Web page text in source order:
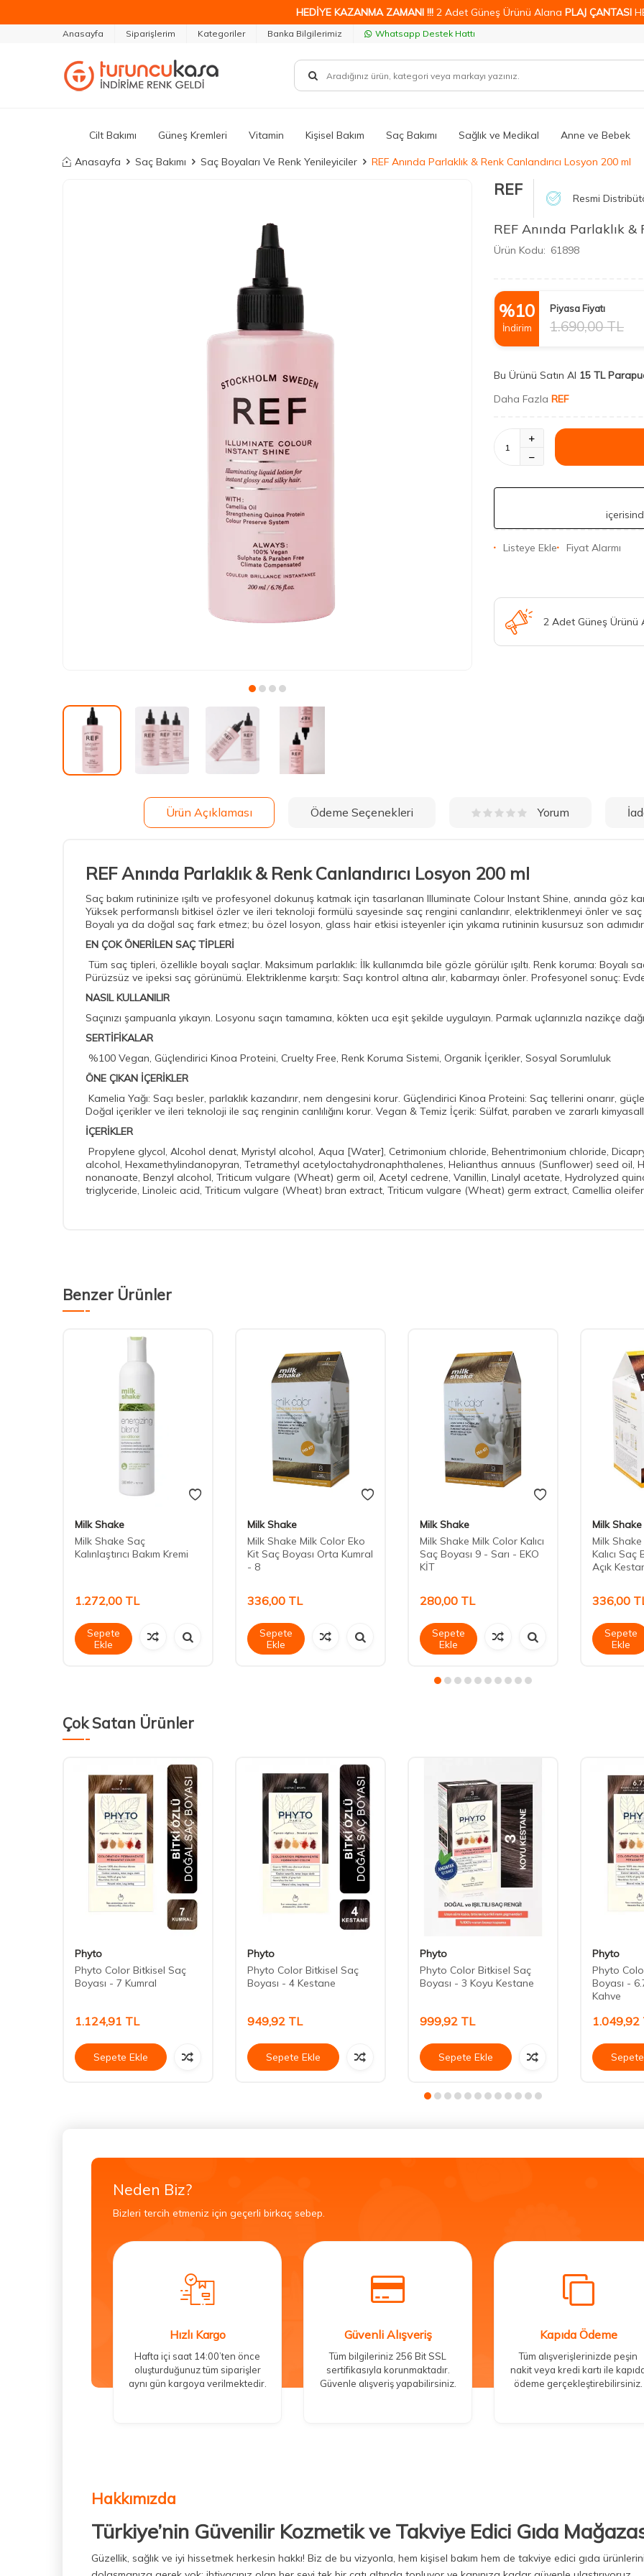
HEDİYE KAZANMA ZAMANI !!! 2 Adet Güneş Ürünü Alana PLAJ ÇANTASI
Anasayfa Siparişlerim Kategoriler Banka Bilgilerimiz Whatsapp Destek Hattı
Cilt Bakımı Güneş Kremleri Vitamin Kişisel Bakım Saç Bakımı Sağlık ve Medikal Anne ve Bebek
Anasayfa Saç Bakımı Saç Boyaları Ve Renk Yenileyiciler REF Anında Parlaklık & Renk Canlandırıcı Losyon 200 ml
REF Resmi
REF Anında Parlaklık &
Ürün Kodu: 61898
%10
İndirim
Piyasa Fiyatı
1.690,00TL
Bu Ürünü Satın Al 15 TL
Daha Fazla REF
Listeye Ekle Fiyat Alarmı
2 Adet Güneş Ürünü
Ürün Açıklaması Ödeme Seçenekleri Yorum
REF Anında Parlaklık & Renk Canlandırıcı Losyon 200 ml
Saç bakım rutininize ışıltı ve profesyonel dokunuş katmak için tasarlanan Illuminate Colour Instant Shine, anında göz
Yüksek performanslı bitkisel özler ve ileri teknoloji formülü sayesinde saç rengini canlandırır, elektriklenmeyi önler ve
Boyalı ya da doğal saç fark etmez; bu özel losyon, glass hair etkisi isteyenler için yıkama rutininin kusursuz son
EN ÇOK ÖNERİLEN SAÇ TİPLERİ
Tüm saç tipleri, özellikle boyalı saçlar. Maksimum parlaklık: İlk kullanımda bile gözle görülür ışıltı. Renk koruma: Boyalı
Pürüzsüz ve ipeksi saç görünümü. Elektriklenme karşıtı: Saçı kontrol altına alır, kabarmayı önler. Profesyonel sonuç:
NASIL KULLANILIR
Saçınızı şampuanla yıkayın. Losyonu saçın tamamına, kökten uca eşit şekilde uygulayın. Parmak uçlarınızla nazikçe
SERTİFİKALAR
%100 Vegan, Güçlendirici Kinoa Proteini, Cruelty Free, Renk Koruma Sistemi, Organik İçerikler, Sosyal Sorumluluk
ÖNE ÇIKAN İÇERİKLER
Kamelia Yağı: Saçı besler, parlaklık kazandırır, nem dengesini korur. Güçlendirici Kinoa Proteini: Saç tellerini onarır,
Doğal içerikler ve ileri teknoloji ile saç renginin canlılığını korur. Vegan & Temiz İçerik: Sülfat, paraben ve zararlı
İÇERİKLER
Propylene glycol, Alcohol denat, Myristyl alcohol, Aqua [Water], Cetrimonium chloride, Behentrimonium chloride,
alcohol, Hexamethylindanopyran, Tetramethyl acetyloctahydronaphthalenes, Helianthus annuus (Sunflower) seed oil,
nonanoate, Benzyl alcohol, Triticum vulgare (Wheat) germ oil, Acetyl cedrene, Vanillin, Linalyl acetate, Hydrolyzed
triglyceride, Linoleic acid, Triticum vulgare (Wheat) bran extract, Triticum vulgare (Wheat) germ extract, Camellia
Benzer Ürünler
Milk Shake
Milk Shake Saç
Kalınlaştırıcı Bakım Kremi
1.272,00 TL
Sepete
Ekle
Milk Shake
Milk Shake Milk Color Eko
Kit Saç Boyası Orta Kumral
- 8
336,00 TL
Sepete
Ekle
Milk Shake
Milk Shake Milk Color Kalıcı
Saç Boyası 9 - Sarı - EKO
KİT
280,00 TL
Sepete
Ekle
Milk Shake
Milk
Kalıcı Saç
Açık
336,00
Sepete
Ekle
Çok Satan Ürünler
Phyto
Phyto Color Bitkisel Saç
Boyası - 7 Kumral
1.124,91 TL
Sepete Ekle
Phyto
Phyto Color Bitkisel Saç
Boyası - 4 Kestane
949,92 TL
Sepete Ekle
Phyto
Phyto Color Bitkisel Saç
Boyası - 3 Koyu Kestane
999,92 TL
Sepete Ekle
Phyto
Phyto
Boyası -
Kahve
1.049,92
Neden Biz?
Bizleri tercih etmeniz için geçerli birkaç sebep.
Hızlı Kargo
Hafta içi saat 14:00’ten önce
oluşturduğunuz tüm siparişler
aynı gün kargoya verilmektedir.
Güvenli Alışveriş
Tüm bilgileriniz 256 Bit SSL
sertifikasıyla korunmaktadır.
Güvenle alışveriş yapabilirsiniz.
Kapıda Ödeme
Tüm alışverişlerinizde peşin
nakit veya kredi kartı ile
ödeme gerçekleştirebilirsiniz.
Hakkımızda
Türkiye’nin Güvenilir Kozmetik ve Takviye Edici Gıda
Güzellik, sağlık ve iyi hissetmek herkesin hakkı! Biz de bu vizyonla, hem kişisel bakım hem de takviye edici gıda